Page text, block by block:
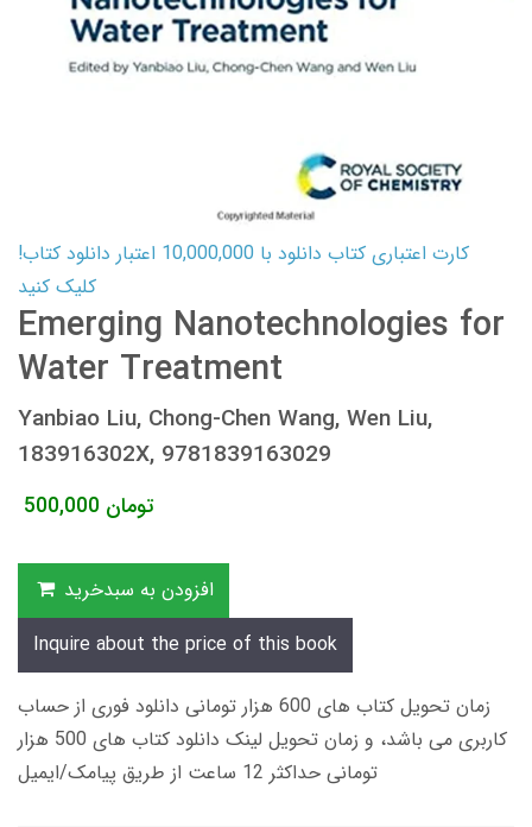
کارت اعتباری کتاب دانلود با 10,000,000 اعتبار دانلود کتاب!
کلیک کنید
Emerging Nanotechnologies for
Water Treatment
Yanbiao Liu, Chong-Chen Wang, Wen Liu,
183916302X, 9781839163029
500,000 تومان
افزودن به سبدخرید
Inquire about the price of this book
زمان تحویل کتاب های 600 هزار تومانی دانلود فوری از حساب
کاربری می باشد، و زمان تحویل لینک دانلود کتاب های 500 هزار
تومانی حداکثر 12 ساعت از طریق پیامک/ایمیل